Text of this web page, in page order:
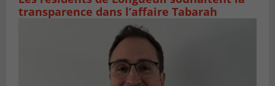
transparence dans l’affaire Tabarah